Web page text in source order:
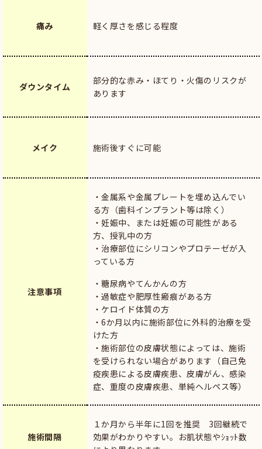
痛み 軽く厚さを感じる程度
ダウンタイム
部分的な赤み・ほてり・火傷のリスクが
あります
メイク 施術後すぐに可能
注意事項
・金属系や金属プレートを埋め込んでい
る方（歯科インプラント等は除く）
・妊娠中、または妊娠の可能性がある
方、授乳中の方
・治療部位にシリコンやプロテーゼが入
っている方
・糖尿病やてんかんの方
・過敏症や肥厚性瘢痕がある方
・ケロイド体質の方
・6か月以内に施術部位に外科的治療を受
けた方
・施術部位の皮膚状態によっては、施術
を受けられない場合があります（自己免
疫疾患による皮膚疾患、皮膚がん、感染
症、重度の皮膚疾患、単純ヘルペス等）
施術間隔
１か月から半年に1回を推奨 3回継続で
効果がわかりやすい。お肌状態やｼｮｯﾄ数